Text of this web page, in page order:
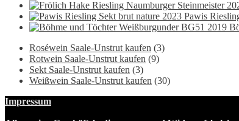
Pawis
Roséwein Saale-Unstrut kaufen (3)
Rotwein Saale-Unstrut kaufen (9)
Sekt Saale-Unstrut kaufen (3)
Weißwein Saale-Unstrut kaufen (30)
Impressum